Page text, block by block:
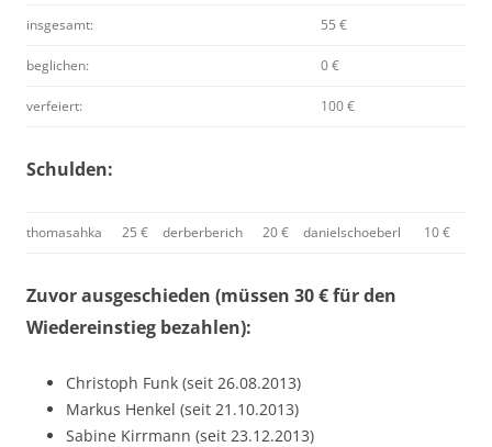
insgesamt: 55 €
beglichen: 0 €
verfeiert: 100 €
Schulden:
thomasahka 25 € derberberich 20 € danielschoeberl 10 €
Zuvor ausgeschieden (müssen 30 € für den
Wiedereinstieg bezahlen):
Christoph Funk (seit 26.08.2013)
Markus Henkel (seit 21.10.2013)
Sabine Kirrmann (seit 23.12.2013)